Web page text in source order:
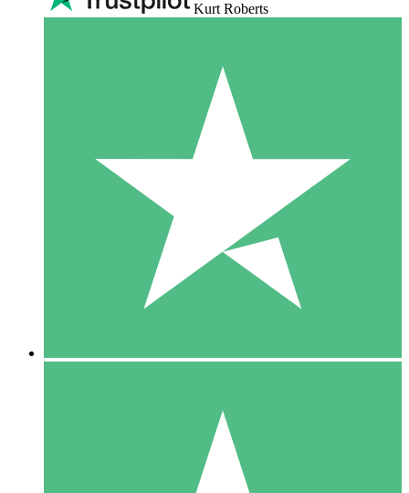
Kurt Roberts